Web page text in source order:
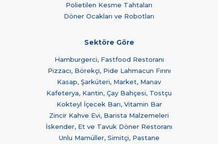
Polietilen Kesme Tahtaları
Döner Ocakları ve Robotları
Sektöre Göre
Hamburgerci, Fastfood Restoranı
Pizzacı, Börekçi, Pide Lahmacun Fırını
Kasap, Şarküteri, Market, Manav
Kafeterya, Kantin, Çay Bahçesi, Tostçu
Kokteyl İçecek Barı, Vitamin Bar
Zincir Kahve Evi, Barista Malzemeleri
İskender, Et ve Tavuk Döner Restoranı
Unlu Mamüller, Simitçi, Pastane